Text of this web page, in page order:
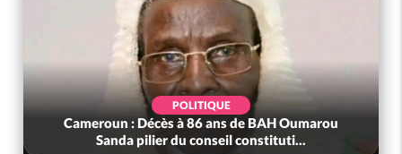
POLITIQUE
Cameroun : Décès à 86 ans de BAH Oumarou
Sanda pilier du conseil constituti...